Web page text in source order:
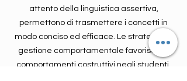
attento della linguistica assertiva,
permettono di trasmettere i concetti in
modo conciso ed efficace. Le strategie di
gestione comportamentale favoriscono
comportamenti costruttivi negli studenti,